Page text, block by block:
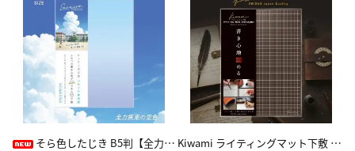
そら色したじき B5判【全力疾走の空色】 Kiwami ライティングマット下敷 A4+【ブラウン&キャメル】